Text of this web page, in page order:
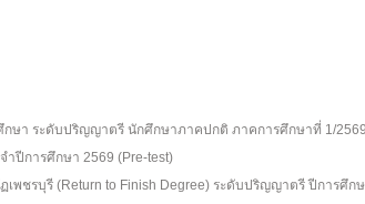
กษา ระดับปริญญาตรี นักศึกษาภาคปกติ ภาคการศึกษาที่ 1/2569
ปีการศึกษา 2569 (Pre-test)
พชรบุรี (Return to Finish Degree) ระดับปริญญาตรี ปีการศึก